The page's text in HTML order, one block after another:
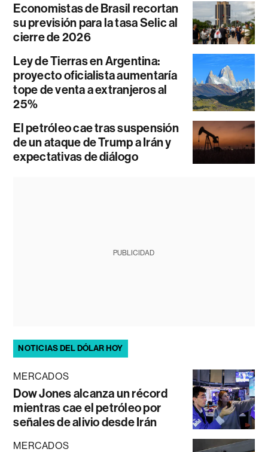
Economistas de Brasil recortan
su previsión para la tasa Selic al
cierre de 2026
Ley de Tierras en Argentina:
proyecto oficialista aumentaría
tope de venta a extranjeros al
25%
El petróleo cae tras suspensión
de un ataque de Trump a Irán y
expectativas de diálogo
PUBLICIDAD
NOTICIAS DEL DÓLAR HOY
MERCADOS
Dow Jones alcanza un récord
mientras cae el petróleo por
señales de alivio desde Irán
MERCADOS